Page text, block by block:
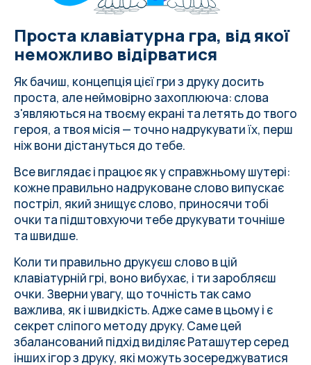
Проста клавіатурна гра, від якої
неможливо відірватися
Як бачиш, концепція цієї гри з друку досить
проста, але неймовірно захоплююча: слова
з'являються на твоєму екрані та летять до твого
героя, а твоя місія — точно надрукувати їх, перш
ніж вони дістануться до тебе.
Все виглядає і працює як у справжньому шутері:
кожне правильно надруковане слово випускає
постріл, який знищує слово, приносячи тобі
очки та підштовхуючи тебе друкувати точніше
та швидше.
Коли ти правильно друкуєш слово в цій
клавіатурній грі, воно вибухає, і ти заробляєш
очки. Зверни увагу, що точність так само
важлива, як і швидкість. Адже саме в цьому і є
секрет сліпого методу друку. Саме цей
збалансований підхід виділяє Раташутер серед
інших ігор з друку, які можуть зосереджуватися